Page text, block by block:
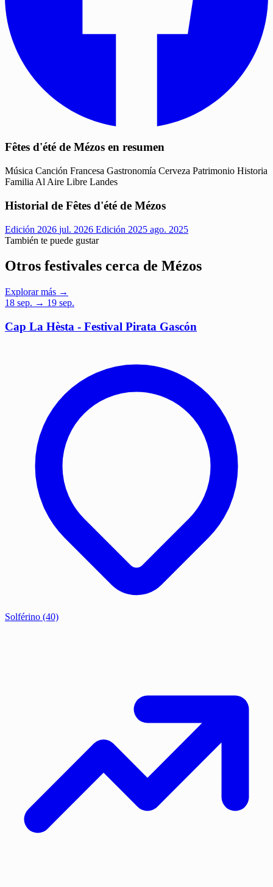
Fêtes d'été de Mézos en resumen
Música Canción Francesa Gastronomía Cerveza Patrimonio Historia
Familia Al Aire Libre Landes
Historial de Fêtes d'été de Mézos
Edición 2026 jul. 2026 Edición 2025 ago. 2025
También te puede gustar
Otros festivales cerca de Mézos
Explorar más →
18 sep. → 19 sep.
Cap La Hèsta - Festival Pirata Gascón
Solférino (40)